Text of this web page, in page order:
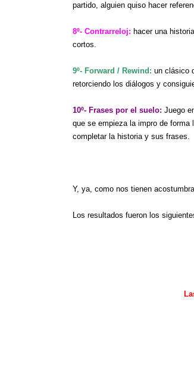
partido, alguien quiso hacer
8º- Contrarreloj: hacer una
cortos.
9º- Forward / Rewind: un clásico
retorciendo los diálogos y
10º- Frases por el suelo: Juego
que se empieza la impro de
completar la historia y sus frases.
Y, ya, como nos tienen
Los resultados fueron los